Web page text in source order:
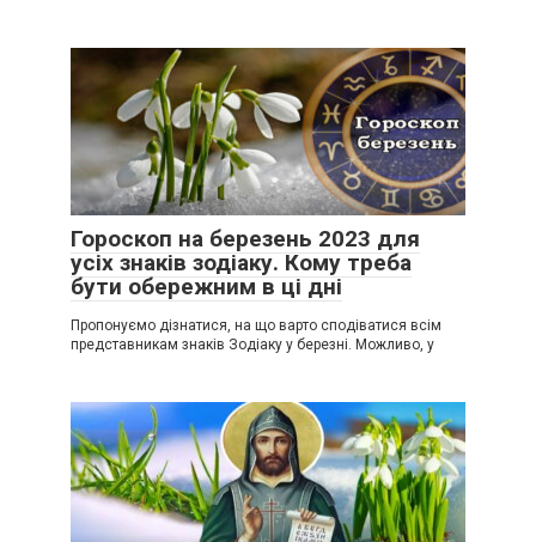
Гороскоп на березень 2023 для
усіх знаків зодіаку. Кому треба
бути обережним в ці дні
Пропонуємо дізнатися, на що варто сподіватися всім
представникам знаків Зодіаку у березні. Можливо, у